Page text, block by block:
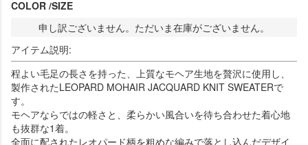
COLOR SIZE
申し訳ございません。ただいま在庫がございません。
アイテム説明:
程よい毛足の長さを持った、上質なモヘア生地を贅沢に使用し、
製作されたLEOPARD MOHAIR JACQUARD KNIT SWEATERで
す。
モヘアならではの軽さと、柔らかい風合いを待ち合わせた着心地
も抜群な1着。
全面に配されたレオパード柄を粗めな編みで落とし込んだデザイ